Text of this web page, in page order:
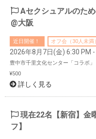
Aセクシュアルのた
@大阪
近日開催！ オフ会（30人未満）
2026年8月7日(金) 6:30 PM -
豊中市千里文化センター「コラボ」
¥500
詳しく見る
現在22名【新宿】金
フ】